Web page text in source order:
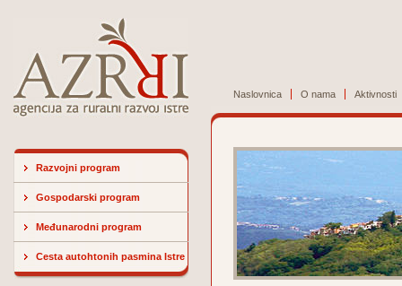
Naslovnica O nama Aktivnosti
Razvojni program
Gospodarski program
Međunarodni program
Cesta autohtonih pasmina Istre